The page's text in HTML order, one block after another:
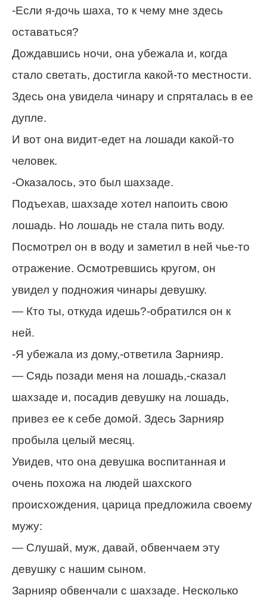
-Если я-дочь шаха, то к чему мне здесь
оставаться?
Дождавшись ночи, она убежала и, когда
стало светать, достигла какой-то местности.
Здесь она увидела чинару и спряталась в ее
дупле.
И вот она видит-едет на лошади какой-то
человек.
-Оказалось, это был шахзаде.
Подъехав, шахзаде хотел напоить свою
лошадь. Но лошадь не стала пить воду.
Посмотрел он в воду и заметил в ней чье-то
отражение. Осмотревшись кругом, он
увидел у подножия чинары девушку.
— Кто ты, откуда идешь?-обратился он к
ней.
-Я убежала из дому,-ответила Зарнияр.
— Сядь позади меня на лошадь,-сказал
шахзаде и, посадив девушку на лошадь,
привез ее к себе домой. Здесь Зарнияр
пробыла целый месяц.
Увидев, что она девушка воспитанная и
очень похожа на людей шахского
происхождения, царица предложила своему
мужу:
— Слушай, муж, давай, обвенчаем эту
девушку с нашим сыном.
Зарнияр обвенчали с шахзаде. Несколько